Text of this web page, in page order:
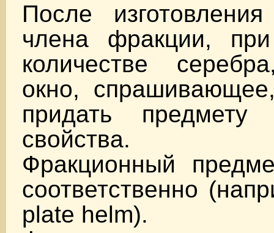
После
члена фракции, при
количестве
окно,
придать предмету
свойства.
Фракционный
соответственно
plate helm).